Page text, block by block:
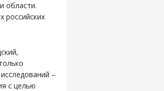
области.
российских
–
с целью